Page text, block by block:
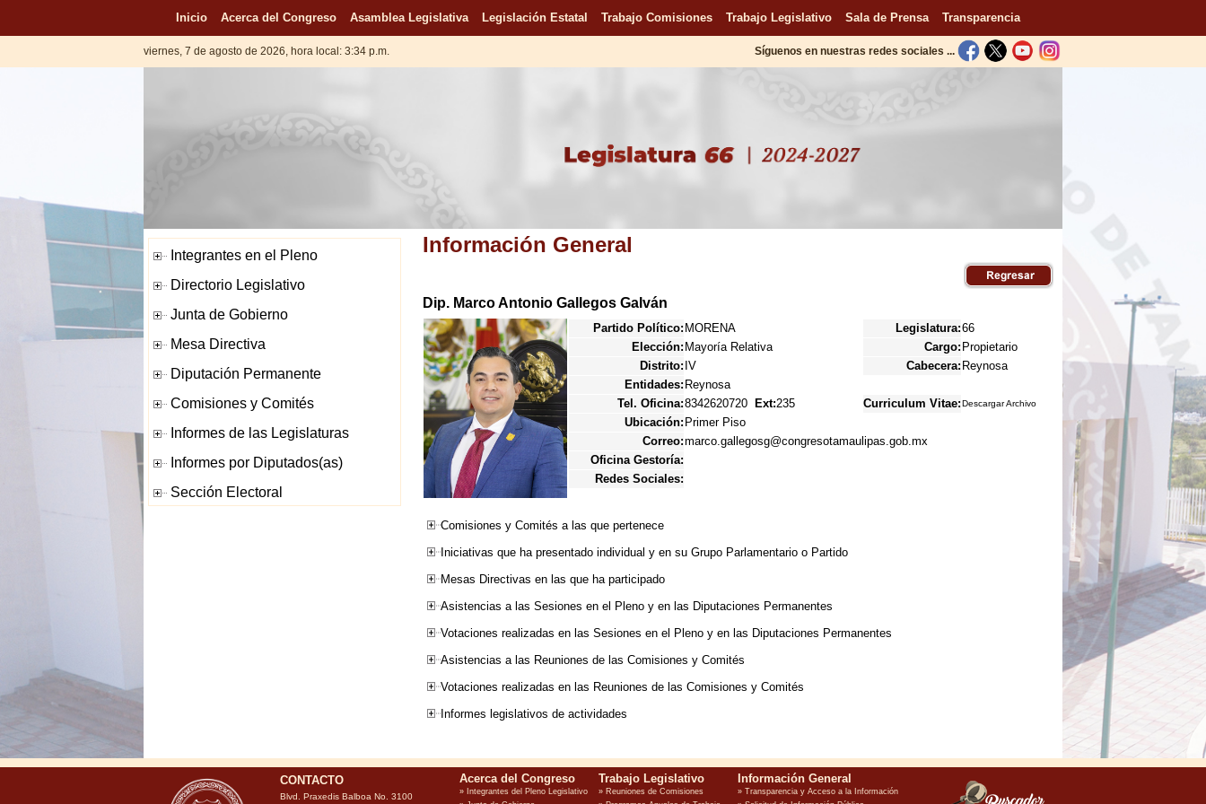
Inicio Acerca del Congreso Asamblea Legislativa Legislación Estatal Trabajo Comisiones Trabajo Legislativo Sala de Prensa Transparencia
viernes, 7 de agosto de 2026, hora local: 3:34 p.m. Síguenos en nuestras redes sociales ...
Información General
Dip. Marco Antonio Gallegos Galván
Partido Político: MORENA Legislatura:66
Elección: Mayoría Relativa Cargo: Propietario
Distrito: IV Cabecera: Reynosa
Entidades: Reynosa
Tel. Oficina:8342620720 Ext:235 Curriculum Vitae:Descargar Archivo
Ubicación: Primer Piso
Correo:marco.gallegosg@congresotamaulipas.gob.mx
Oficina Gestoría:
Redes Sociales:
Comisiones y Comités a las que pertenece
Iniciativas que ha presentado individual y en su Grupo Parlamentario o Partido
Mesas Directivas en las que ha participado
Asistencias a las Sesiones en el Pleno y en las Diputaciones Permanentes
Votaciones realizadas en las Sesiones en el Pleno y en las Diputaciones Permanentes
Asistencias a las Reuniones de las Comisiones y Comités
Votaciones realizadas en las Reuniones de las Comisiones y Comités
Informes legislativos de actividades
CONTACTO
Blvd. Praxedis Balboa No. 3100